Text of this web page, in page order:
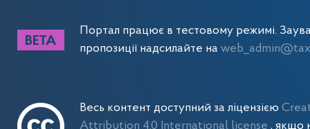
Портал працює в тестовому режимі.
пропозиції надсилайте на
Весь контент доступний за ліцензією
Attribution 4.0 International license , якщо